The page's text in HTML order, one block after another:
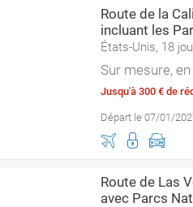
Route de la
incluant les
États-Unis, 18
Sur mesure,
Jusqu'à 300 € de
Départ le 07/01/
Route de Las
avec Parcs